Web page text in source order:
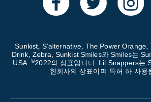
Sunkist, S’alternative, The Power
Drink, Zebra, Sunkist Smiles와 Smiles는
USA.©2022의 상표입니다. Lil Snappers는
한회사의 상표이며 특허 하 사용